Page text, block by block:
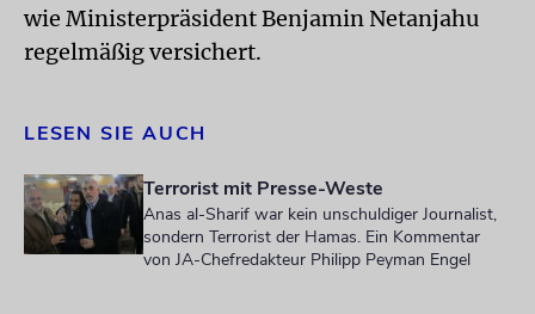
wie Ministerpräsident Benjamin Netanjahu
regelmäßig versichert.
LESEN SIE AUCH
Terrorist mit Presse-Weste
Anas al-Sharif war kein unschuldiger Journalist,
sondern Terrorist der Hamas. Ein Kommentar
von JA-Chefredakteur Philipp Peyman Engel